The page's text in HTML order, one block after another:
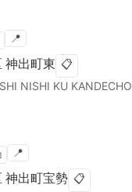
📍
神出町東 📋
NISHI KU KANDECHO
📍
神出町宝勢 📋